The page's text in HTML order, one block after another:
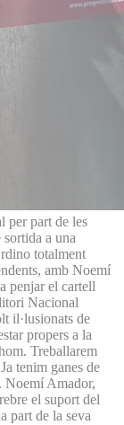
per part de les
a una
totalment
amb Noemí
penjar el cartell
Nacional
il·lusionats de
propers a la
Treballarem
tenim ganes de
Noemí Amador,
el suport del
part de la seva